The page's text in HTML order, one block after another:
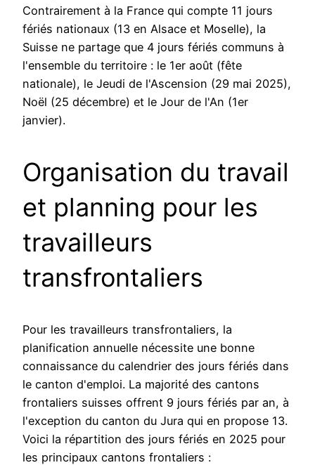
Contrairement à la France qui compte 11 jours
fériés nationaux (13 en Alsace et Moselle), la
Suisse ne partage que 4 jours fériés communs à
l'ensemble du territoire : le 1er août (fête
nationale), le Jeudi de l'Ascension (29 mai 2025),
Noël (25 décembre) et le Jour de l'An (1er
janvier).
Organisation du travail
et planning pour les
travailleurs
transfrontaliers
Pour les travailleurs transfrontaliers, la
planification annuelle nécessite une bonne
connaissance du calendrier des jours fériés dans
le canton d'emploi. La majorité des cantons
frontaliers suisses offrent 9 jours fériés par an, à
l'exception du canton du Jura qui en propose 13.
Voici la répartition des jours fériés en 2025 pour
les principaux cantons frontaliers :